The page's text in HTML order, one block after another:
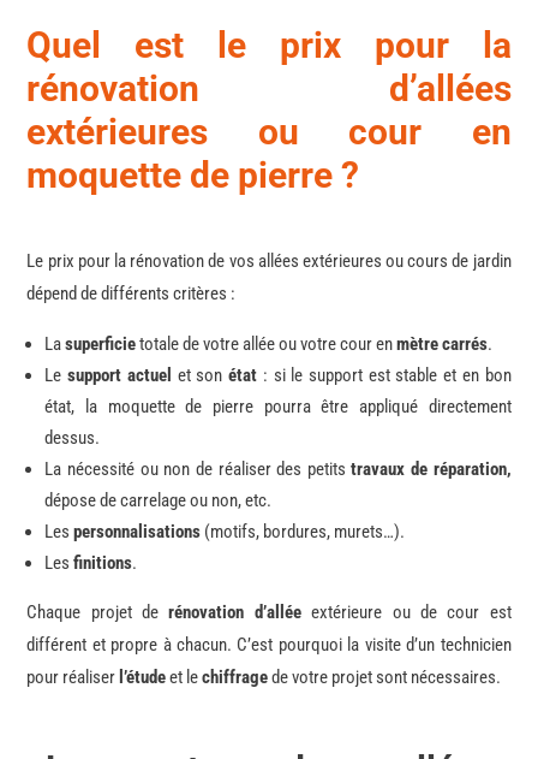
Quel est le prix pour la
rénovation d’allées
extérieures ou cour en
moquette de pierre ?
Le prix pour la rénovation de vos allées extérieures ou cours de jardin
dépend de différents critères :
Lasuperficietotale de votre allée ou votre cour enmètre carrés.
Lesupport actuel et sonétat : si le support est stable et en bon
état, la moquette de pierre pourra être appliqué directement
dessus.
La nécessité ou non de réaliser des petitstravaux de réparation,
dépose de carrelage ou non, etc.
Lespersonnalisations (motifs, bordures, murets…).
Lesfinitions.
Chaque projet derénovation d’alléeextérieure ou de cour est
différent et propre à chacun. C’est pourquoi la visite d’un technicien
pour réaliser l’étudeet lechiffragede votre projet sont nécessaires.